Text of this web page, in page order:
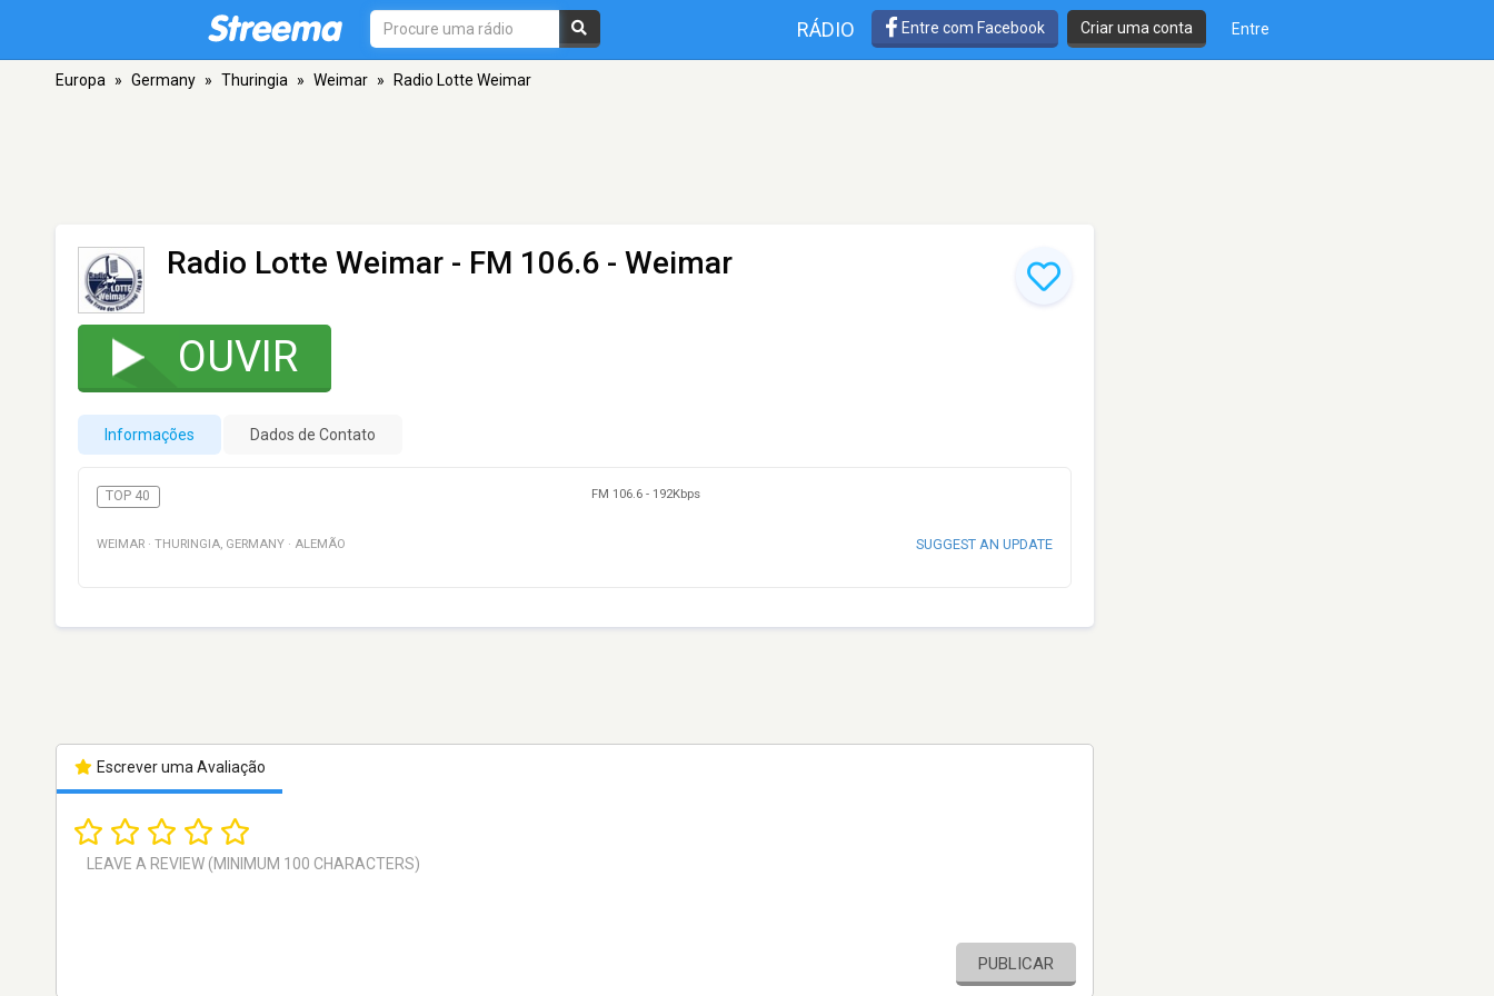
RÁDIO Entre com Facebook Criar uma conta Entre
Europa » Germany » Thuringia » Weimar » Radio Lotte Weimar
Radio Lotte Weimar - FM 106.6 - Weimar
OUVIR
Informações Dados de Contato
TOP 40 FM 106.6 - 192Kbps
WEIMAR · THURINGIA, GERMANY · ALEMÃO SUGGEST AN UPDATE
Escrever uma Avaliação
PUBLICAR